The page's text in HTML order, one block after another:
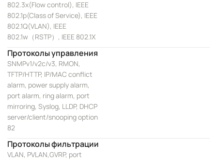
802.3x(Flow control), IEEE
802.1p(Class of Service), IEEE
802.1Q(VLAN), IEEE
802.1w（RSTP）, IEEE 802.1X
Протоколы управления
SNMPv1/v2c/v3, RMON,
TFTP/HTTP, IP/MAC conflict
alarm, power supply alarm,
port alarm, ring alarm, port
mirroring, Syslog, LLDP, DHCP
server/client/snooping option
82
Протоколы фильтрации
VLAN, PVLAN,GVRP, port